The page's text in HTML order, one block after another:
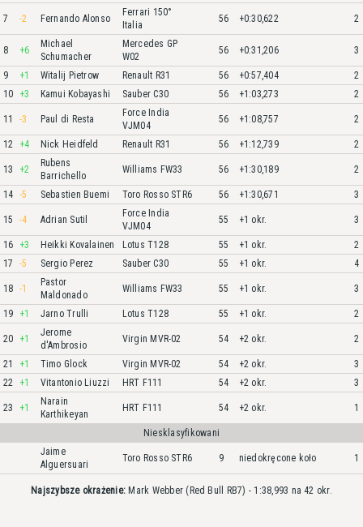
7 -2 Fernando Alonso
Ferrari 150°
Italia
56 +0:30,622 2
8 +6
Michael
Schumacher
Mercedes GP
W02
56 +0:31,206 3
9 +1 Witalij Pietrow Renault R31 56 +0:57,404
2
10
+3 Kamui Kobayashi Sauber C30 56 +1:03,273 2
11 -3 Paul di Resta
Force India
VJM04
56 +1:08,757 2
12 +4 Nick Heidfeld Renault R31 56 +1:12,739 2
13 +2
Rubens
Barrichello
Williams FW33 56 +1:30,189 2
14 -5 Sebastien Buemi Toro Rosso STR6 56 +1:30,671 3
15 -4 Adrian Sutil
Force India
VJM04
55 +1 okr. 3
16 +3 Heikki Kovalainen Lotus T128 55 +1 okr.
2
17
-5 Sergio Perez Sauber C30 55 +1 okr. 4
18 -1
Pastor
Maldonado
Williams FW33 55 +1 okr. 3
19 +1 Jarno Trulli Lotus T128 55 +1 okr. 2
20 +1
Jerome
d'Ambrosio
Virgin MVR-02 54 +2 okr. 2
21 +1 Timo Glock Virgin MVR-02 54 +2 okr.
3
22
+1 Vitantonio Liuzzi HRT F111 54 +2 okr. 3
23 +1
Narain
Karthikeyan
HRT F111 54 +2 okr. 1
Niesklasyfikowani
Jaime
Alguersuari
Toro Rosso STR6 9 niedokręcone koło 1
Najszybsze okrażenie: Mark Webber (Red Bull RB7) - 1:38,993 na 42 okr.